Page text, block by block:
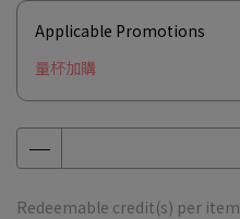
Applicable Promotions
量杯加購
Redeemable credit(s) per item